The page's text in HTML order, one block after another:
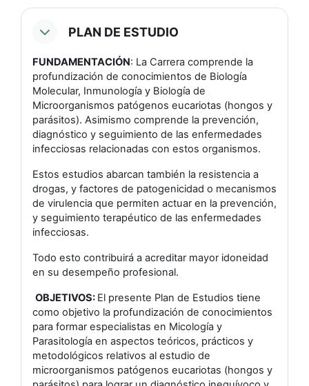
PLAN DE ESTUDIO
FUNDAMENTACIÓN: La Carrera comprende la
profundización de conocimientos de Biología
Molecular, Inmunología y Biología de
Microorganismos patógenos eucariotas (hongos y
parásitos). Asimismo comprende la prevención,
diagnóstico y seguimiento de las enfermedades
infecciosas relacionadas con estos organismos.
Estos estudios abarcan también la resistencia a
drogas, y factores de patogenicidad o mecanismos
de virulencia que permiten actuar en la prevención,
y seguimiento terapéutico de las enfermedades
infecciosas.
Todo esto contribuirá a acreditar mayor idoneidad
en su desempeño profesional.
OBJETIVOS: El presente Plan de Estudios tiene
como objetivo la profundización de conocimientos
para formar especialistas en Micología y
Parasitología en aspectos teóricos, prácticos y
metodológicos relativos al estudio de
microorganismos patógenos eucariotas (hongos y